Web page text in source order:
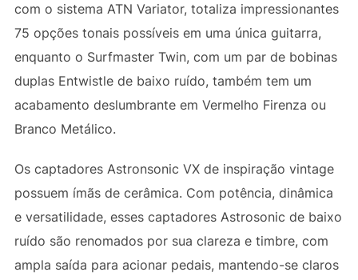
com o sistema ATN Variator, totaliza impressionantes
75 opções tonais possíveis em uma única guitarra,
enquanto o Surfmaster Twin, com um par de bobinas
duplas Entwistle de baixo ruído, também tem um
acabamento deslumbrante em Vermelho Firenza ou
Branco Metálico.
Os captadores Astronsonic VX de inspiração vintage
possuem ímãs de cerâmica. Com potência, dinâmica
e versatilidade, esses captadores Astrosonic de baixo
ruído são renomados por sua clareza e timbre, com
ampla saída para acionar pedais, mantendo-se claros